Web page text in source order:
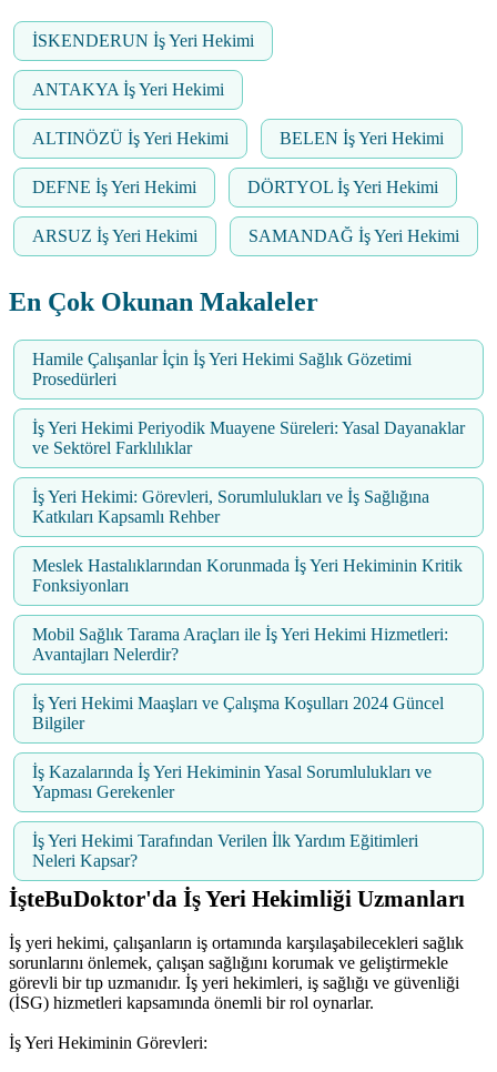
İSKENDERUN İş Yeri Hekimi
ANTAKYA İş Yeri Hekimi
ALTINÖZÜ İş Yeri Hekimi BELEN İş Yeri Hekimi
DEFNE İş Yeri Hekimi DÖRTYOL İş Yeri Hekimi
ARSUZ İş Yeri Hekimi SAMANDAĞ İş Yeri Hekimi
En Çok Okunan Makaleler
Hamile Çalışanlar İçin İş Yeri Hekimi Sağlık Gözetimi
Prosedürleri
İş Yeri Hekimi Periyodik Muayene Süreleri: Yasal Dayanaklar
ve Sektörel Farklılıklar
İş Yeri Hekimi: Görevleri, Sorumlulukları ve İş Sağlığına
Katkıları Kapsamlı Rehber
Meslek Hastalıklarından Korunmada İş Yeri Hekiminin Kritik
Fonksiyonları
Mobil Sağlık Tarama Araçları ile İş Yeri Hekimi Hizmetleri:
Avantajları Nelerdir?
İş Yeri Hekimi Maaşları ve Çalışma Koşulları 2024 Güncel
Bilgiler
İş Kazalarında İş Yeri Hekiminin Yasal Sorumlulukları ve
Yapması Gerekenler
İş Yeri Hekimi Tarafından Verilen İlk Yardım Eğitimleri
Neleri Kapsar?
İşteBuDoktor'da İş Yeri Hekimliği Uzmanları
İş yeri hekimi, çalışanların iş ortamında karşılaşabilecekleri sağlık
sorunlarını önlemek, çalışan sağlığını korumak ve geliştirmekle
görevli bir tıp uzmanıdır. İş yeri hekimleri, iş sağlığı ve güvenliği
(İSG) hizmetleri kapsamında önemli bir rol oynarlar.
İş Yeri Hekiminin Görevleri: